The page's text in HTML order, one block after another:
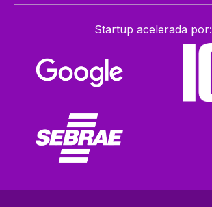
Startup acelerada por: